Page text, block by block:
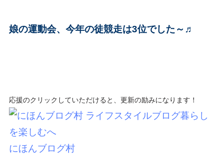
娘の運動会、今年の徒競走は3位でした～♬
応援のクリックしていただけると、更新の励みになります！
にほんブログ村